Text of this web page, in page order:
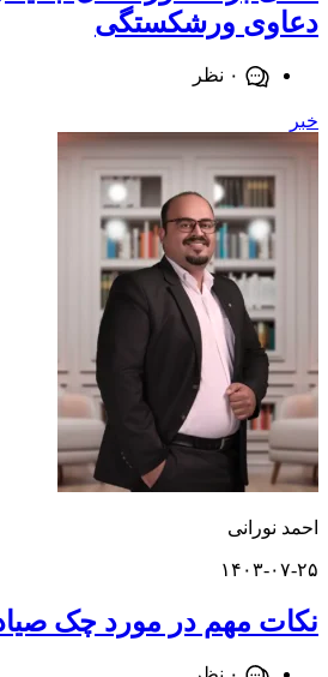
ورشکستگی
۰ نظر
۲۵
مهم در مورد چک صیاد